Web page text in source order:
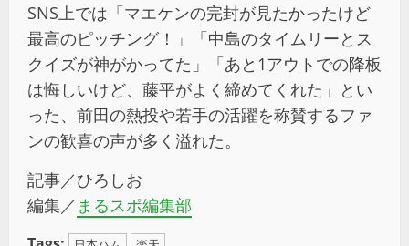
SNS上では「マエケンの完封が見たかったけど
最高のピッチング！」「中島のタイムリーとス
クイズが神がかってた」「あと1アウトでの降板
は悔しいけど、藤平がよく締めてくれた」とい
った、前田の熱投や若手の活躍を称賛するファ
ンの歓喜の声が多く溢れた。
記事／ひろしお
編集／ まるスポ編集部